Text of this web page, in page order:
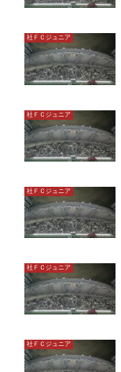
社ＦＣジュニア
社ＦＣジュニア
社ＦＣジュニア
社ＦＣジュニア
社ＦＣジュニア